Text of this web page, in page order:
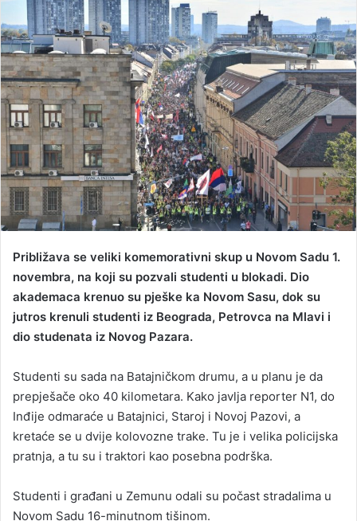
n
d
a
n
e
m
a
l
Približava se veliki komemorativni skup u Novom Sadu 1.
novembra, na koji su pozvali studenti u blokadi. Dio
akademaca krenuo su pješke ka Novom Sasu, dok su
jutros krenuli studenti iz Beograda, Petrovca na Mlavi i
dio studenata iz Novog Pazara.
Studenti su sada na Batajničkom drumu, a u planu je da
prepješače oko 40 kilometara. Kako javlja reporter N1, do
Inđije odmaraće u Batajnici, Staroj i Novoj Pazovi, a
kretaće se u dvije kolovozne trake. Tu je i velika policijska
pratnja, a tu su i traktori kao posebna podrška.
Studenti i građani u Zemunu odali su počast stradalima u
Novom Sadu 16-minutnom tišinom.